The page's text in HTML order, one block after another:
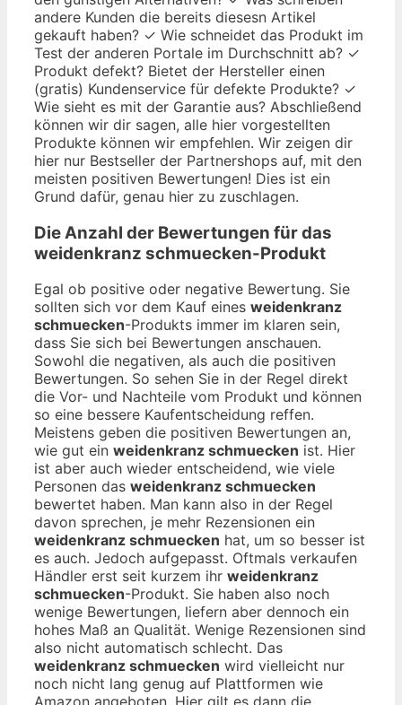
andere Kunden die bereits diesesn Artikel
gekauft haben? ✓ Wie schneidet das Produkt im
Test der anderen Portale im Durchschnitt ab? ✓
Produkt defekt? Bietet der Hersteller einen
(gratis) Kundenservice für defekte Produkte? ✓
Wie sieht es mit der Garantie aus? Abschließend
können wir dir sagen, alle hier vorgestellten
Produkte können wir empfehlen. Wir zeigen dir
hier nur Bestseller der Partnershops auf, mit den
meisten positiven Bewertungen! Dies ist ein
Grund dafür, genau hier zu zuschlagen.
Die Anzahl der Bewertungen für das
weidenkranz schmuecken-Produkt
Egal ob positive oder negative Bewertung. Sie
sollten sich vor dem Kauf eines weidenkranz
schmuecken-Produkts immer im klaren sein,
dass Sie sich bei Bewertungen anschauen.
Sowohl die negativen, als auch die positiven
Bewertungen. So sehen Sie in der Regel direkt
die Vor- und Nachteile vom Produkt und können
so eine bessere Kaufentscheidung reffen.
Meistens geben die positiven Bewertungen an,
wie gut ein weidenkranz schmuecken ist. Hier
ist aber auch wieder entscheidend, wie viele
Personen das weidenkranz schmuecken
bewertet haben. Man kann also in der Regel
davon sprechen, je mehr Rezensionen ein
weidenkranz schmuecken hat, um so besser ist
es auch. Jedoch aufgepasst. Oftmals verkaufen
Händler erst seit kurzem ihr weidenkranz
schmuecken-Produkt. Sie haben also noch
wenige Bewertungen, liefern aber dennoch ein
hohes Maß an Qualität. Wenige Rezensionen sind
also nicht automatisch schlecht. Das
weidenkranz schmuecken wird vielleicht nur
noch nicht lang genug auf Plattformen wie